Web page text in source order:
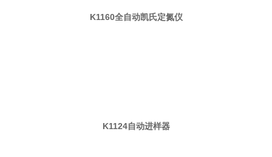
K1160全自动凯氏定氮仪
K1124自动进样器